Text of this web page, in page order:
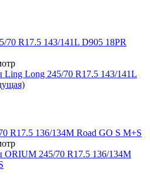
Long 245/70 R17.5 143/141L
245/70 R17.5 136/134M